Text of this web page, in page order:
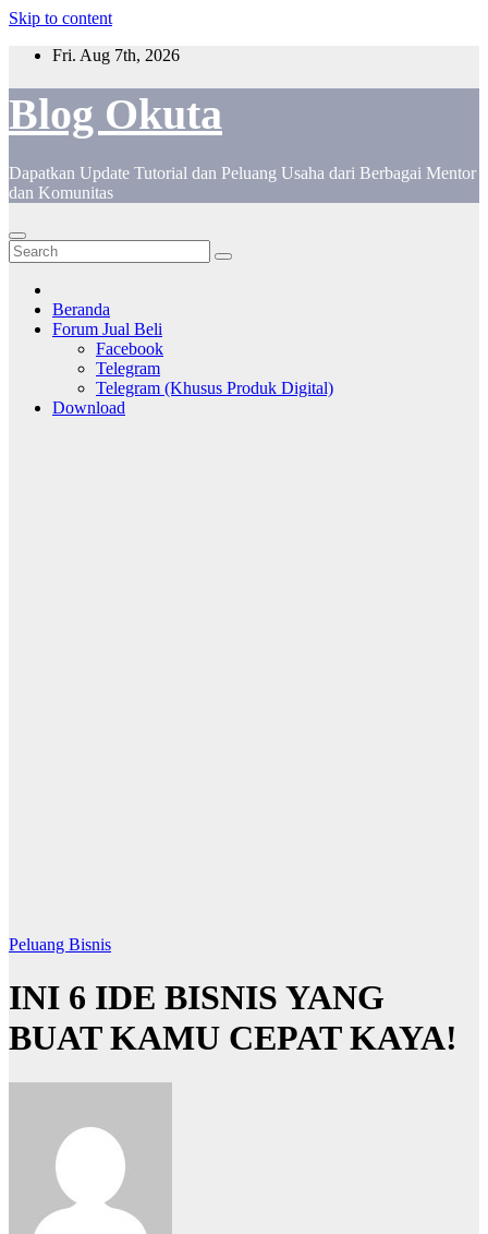
Skip to content
Fri. Aug 7th, 2026
Blog Okuta
Dapatkan Update Tutorial dan Peluang Usaha dari Berbagai Mentor
dan Komunitas
Beranda
Forum Jual Beli
Facebook
Telegram
Telegram (Khusus Produk Digital)
Download
Peluang Bisnis
INI 6 IDE BISNIS YANG
BUAT KAMU CEPAT KAYA!